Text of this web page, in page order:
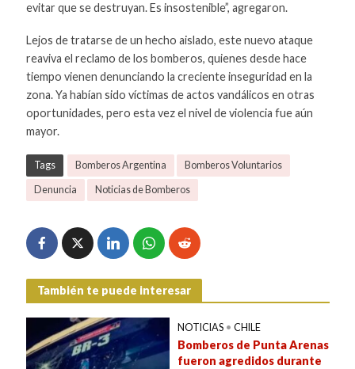
evitar que se destruyan. Es insostenible”, agregaron.
Lejos de tratarse de un hecho aislado, este nuevo ataque
reaviva el reclamo de los bomberos, quienes desde hace
tiempo vienen denunciando la creciente inseguridad en la
zona. Ya habían sido víctimas de actos vandálicos en otras
oportunidades, pero esta vez el nivel de violencia fue aún
mayor.
Tags Bomberos Argentina Bomberos Voluntarios
Denuncia Noticias de Bomberos
También te puede interesar
NOTICIAS • CHILE
Bomberos de Punta Arenas
fueron agredidos durante